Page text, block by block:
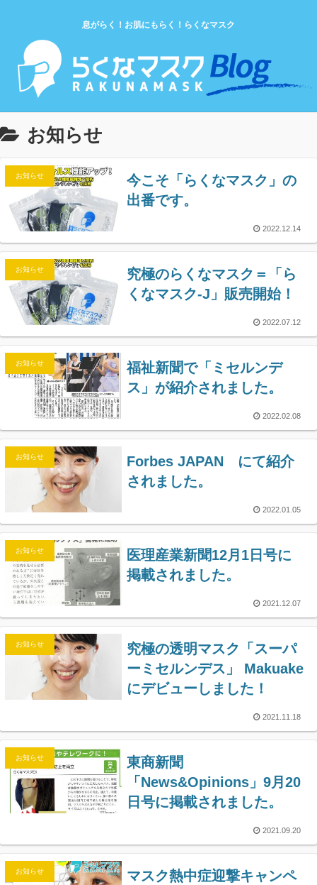
息がらく！お肌にもらく！らくなマスク
お知らせ
お知らせ
今こそ「らくなマスク」の
出番です。
2022.12.14
お知らせ
究極のらくなマスク＝「ら
くなマスク-J」販売開始！
2022.07.12
お知らせ
福祉新聞で「ミセルンデ
ス」が紹介されました。
2022.02.08
お知らせ
Forbes JAPAN にて紹介
されました。
2022.01.05
お知らせ
医理産業新聞12月1日号に
掲載されました。
2021.12.07
お知らせ
究極の透明マスク「スーパ
ーミセルンデス」 Makuake
にデビューしました！
2021.11.18
お知らせ
東商新聞
「News&Opinions」9月20
日号に掲載されました。
2021.09.20
お知らせ
マスク熱中症迎撃キャンペ